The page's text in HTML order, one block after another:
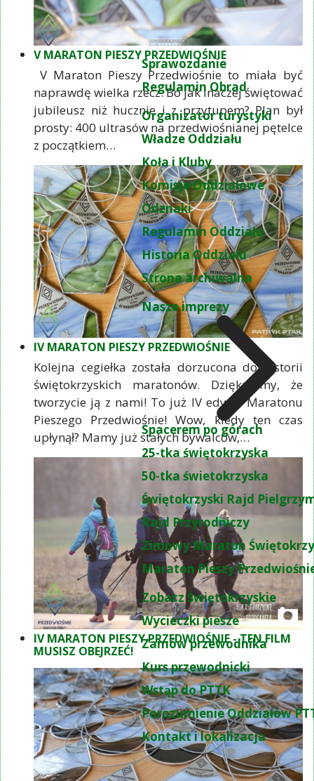
Sprawozdanie
Regulamin Obrad
Organizator turystyki
Władze Oddziału
Koła i Kluby
Komisje Oddziałowe
Odznaki
Regulamin Oddziału
Historia Oddziału
Strona archiwalna
Nasze imprezy
Spacerem po górach
25-tka świętokrzyska
50-tka świetokrzyska
Świętokrzyski Rajd
Rajd Przyrodniczy
Zimowy Maraton
Maraton Pieszy
Zobacz Świętokrzyskie
Wycieczki piesze
Zamów przewodnika
Kurs przewodnicki
Wstąp do PTTK
Porozumienie Oddziałów
Kontakt i lokalizacja
V MARATON PIESZY PRZEDWIOŚNIE
V Maraton Pieszy Przedwiośnie to miała być
naprawdę wielka rzecz. Bo jak inaczej świętować
jubileusz niż hucznie i z przytupem? Plan był
prosty: 400 ultrasów na przedwiośnianej pętelce
z początkiem…
IV MARATON PIESZY PRZEDWIOŚNIE
Kolejna cegiełka została dorzucona do historii
świętokrzyskich maratonów. Dziękujemy, że
tworzycie ją z nami! To już IV edycja Maratonu
Pieszego Przedwiośnie! Wow, kiedy ten czas
upłynął? Mamy już stałych bywalców,…
IV MARATON PIESZY PRZEDWIOŚNIE - TEN FILM
MUSISZ OBEJRZEĆ!